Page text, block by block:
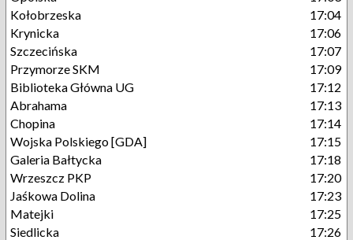
Kołobrzeska
17:04
Krynicka
17:06
Szczecińska
17:07
Przymorze SKM
17:09
Biblioteka Główna UG
17:12
Abrahama
17:13
Chopina
17:14
Wojska Polskiego [GDA]
17:15
Galeria Bałtycka
17:18
Wrzeszcz PKP
17:20
Jaśkowa Dolina
17:23
Matejki
17:25
Siedlicka
17:26